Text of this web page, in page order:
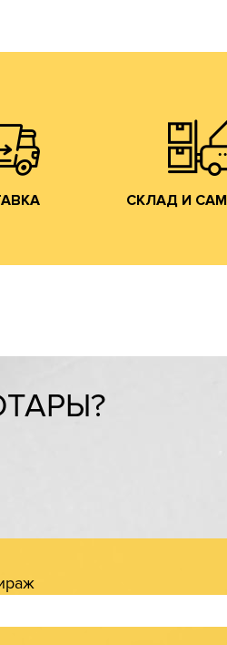
округу
СКЛАД И
производится
Владимирской